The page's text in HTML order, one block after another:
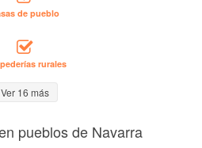
de pueblo
rurales
Ver 16 más
pueblos de Navarra